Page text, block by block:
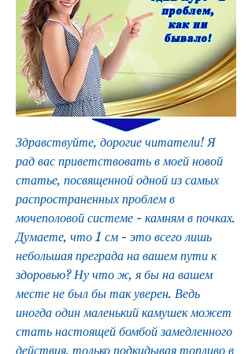
Здравствуйте, дорогие читатели! Я
рад вас приветствовать в моей новой
статье, посвященной одной из самых
распространенных проблем в
мочеполовой системе - камням в почках.
Думаете, что 1 см - это всего лишь
небольшая преграда на вашем пути к
здоровью? Ну что ж, я бы на вашем
месте не был бы так уверен. Ведь
иногда один маленький камушек может
стать настоящей бомбой замедленного
действия, только подкидывая топливо в